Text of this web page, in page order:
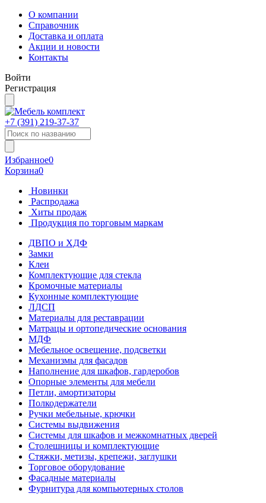
О компании
Справочник
Доставка и оплата
Акции и новости
Контакты
Войти
Регистрация
+7 (391) 219-37-37
Избранное0
Корзина0
Новинки
Распродажа
Хиты продаж
Продукция по торговым маркам
ДВПО и ХДФ
Замки
Клеи
Комплектующие для стекла
Кромочные материалы
Кухонные комплектующие
ЛДСП
Материалы для реставрации
Матрацы и ортопедические основания
МДФ
Мебельное освещение, подсветки
Механизмы для фасадов
Наполнение для шкафов, гардеробов
Опорные элементы для мебели
Петли, амортизаторы
Полкодержатели
Ручки мебельные, крючки
Системы выдвижения
Системы для шкафов и межкомнатных дверей
Столешницы и комплектующие
Стяжки, метизы, крепежи, заглушки
Торговое оборудование
Фасадные материалы
Фурнитура для компьютерных столов